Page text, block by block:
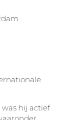
hij actief